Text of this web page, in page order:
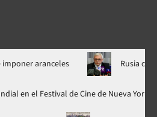
Rusia condiciona
estreno mundial en el Festival de Cine de